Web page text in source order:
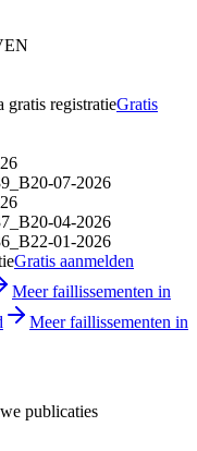
gratis registratieGratis
20-07-2026
20-04-2026
22-01-2026
Gratis aanmelden
Meer faillissementen in
Meer faillissementen in
publicaties